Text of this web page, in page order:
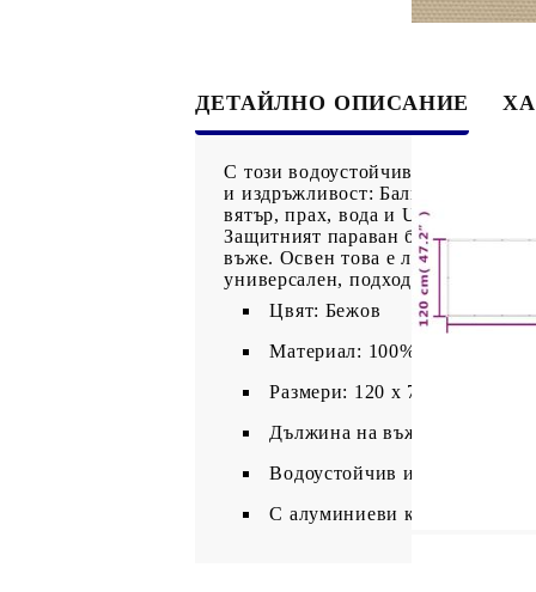
ДЕТАЙЛНО ОПИСАНИЕ
С този водоустойчив балконски
и издръжливост: Балконският
вятър, прах, вода и UV. Неговият
Защитният параван без усилие
въже. Освен това е лесен за
универсален, подходящ за
Цвят: Бежов
Материал: 100% полиестер
Размери: 120 x 700 см (Д x
Дължина на въжето: 24 м
Водоустойчив и UV-защитен
С алуминиеви капси